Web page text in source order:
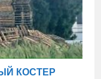
КОСТЕР